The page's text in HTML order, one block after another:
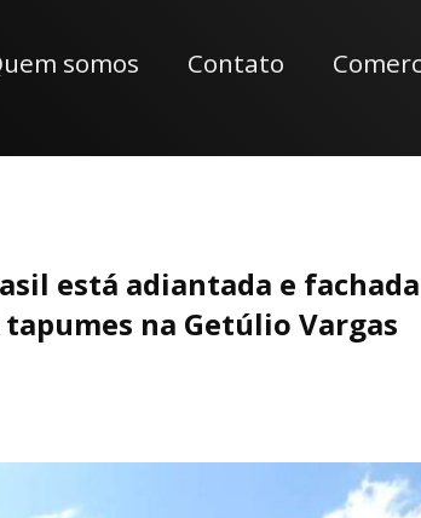
somos Contato
está adiantada e
na Getúlio Vargas